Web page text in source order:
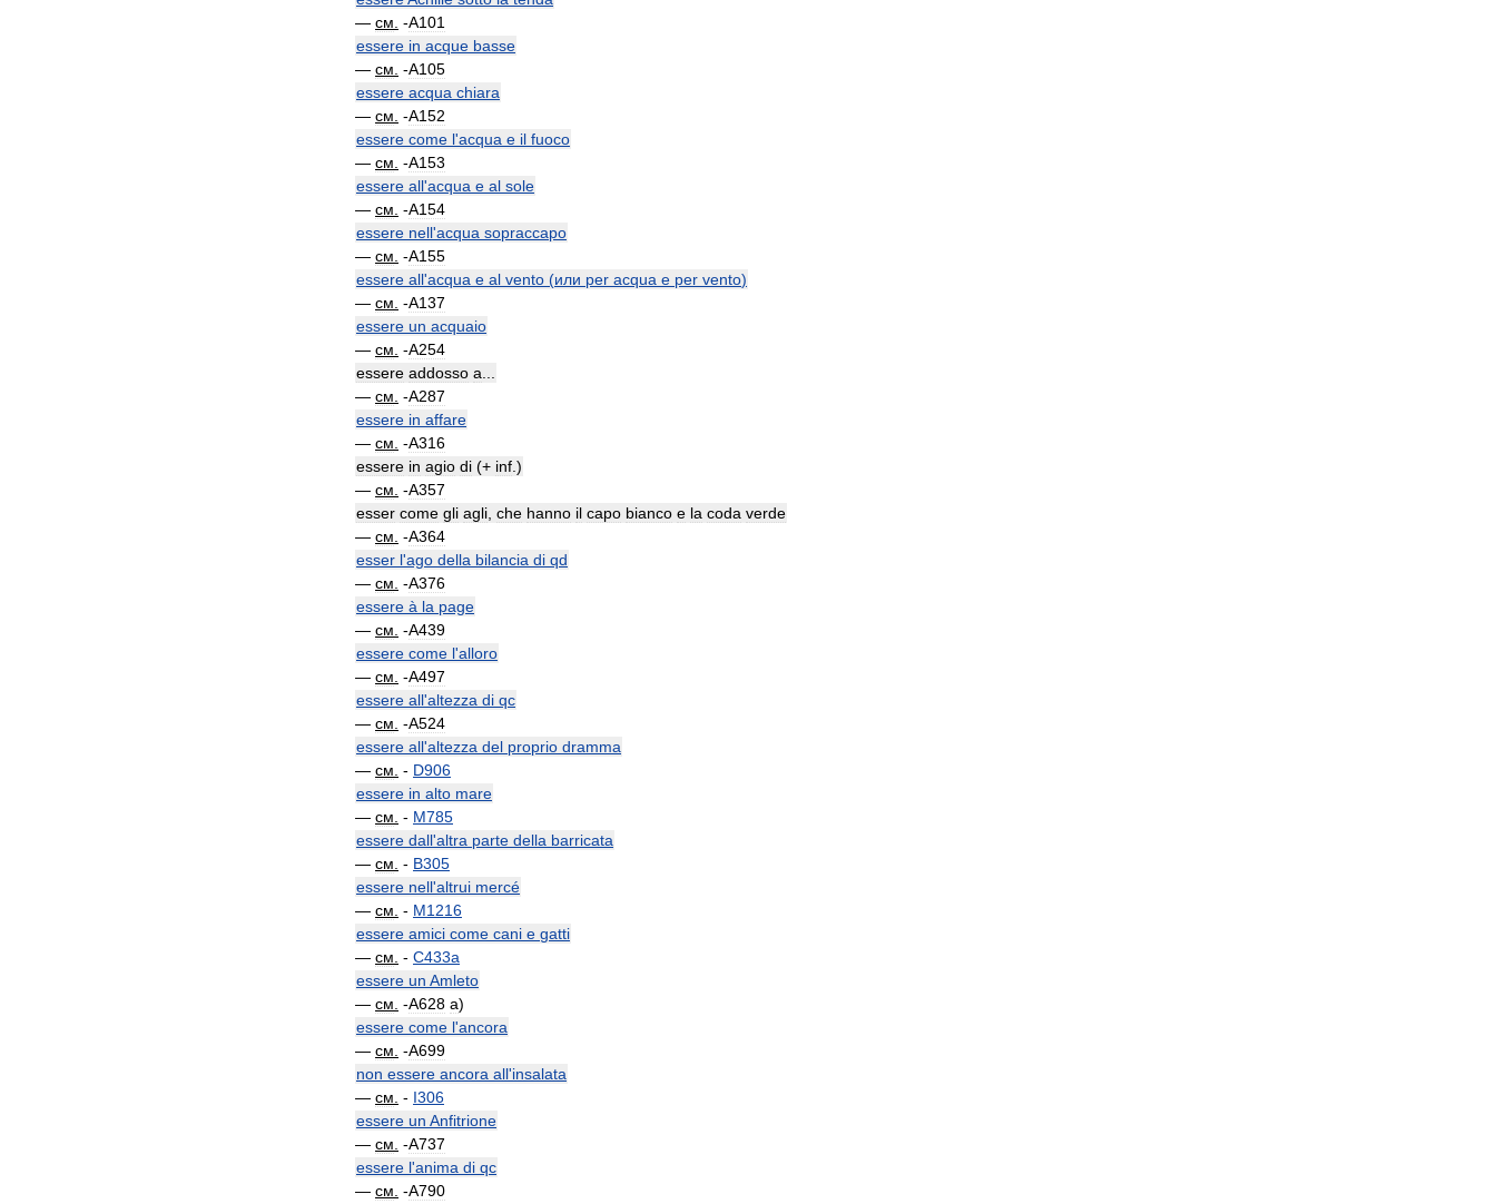
— см -A101
essere in acque basse
— см -A105
essere acqua chiara
— см -A152
essere come l'acqua e il fuoco
— см -A153
essere all'acqua e al sole
— см -A154
essere nell'acqua sopraccapo
— см -A155
essere all'acqua e al vento (или per acqua e per vento)
— см -A137
essere un acquaio
— см -A254
essere addosso a
— см -A287
essere in affare
— см -A316
essere in agio di (+ inf .)
— см -A357
esser come gli agli che hanno il capo bianco e la coda verde
— см -A364
esser l'ago della bilancia di qd
— см -A376
essere à la page
— см -A439
essere come l'alloro
— см -A497
essere all'altezza di qc
— см -A524
essere all'altezza del proprio dramma
— см - D906
essere in alto mare
— см - M785
essere dall'altra parte della barricata
— см - B305
essere nell'altrui mercé
— см - M1216
essere amici come cani e gatti
— см - C433a
essere un Amleto
— см -A628 a)
essere come l'ancora
— см -A699
non essere ancora all'insalata
— см - I306
essere un Anfitrione
— см -A737
essere l'anima di qc
— см -A790